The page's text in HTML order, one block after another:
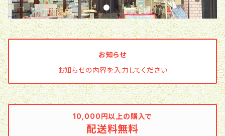
お知らせ
お知らせの内容を入力してください
10,000円以上の購入で
配送料無料